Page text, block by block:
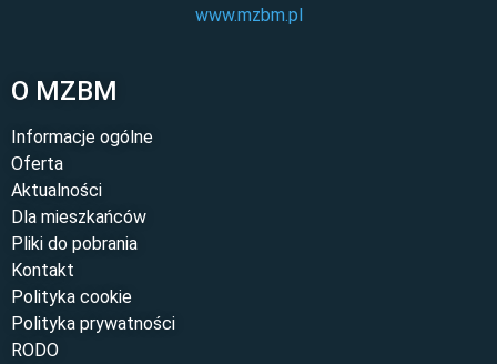
O MZBM
Informacje ogólne
Oferta
Aktualności
Dla mieszkańców
Pliki do pobrania
Kontakt
Polityka cookie
Polityka prywatności
RODO
www.mzbm.pl